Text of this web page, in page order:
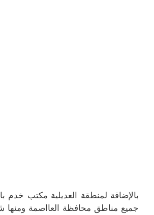
بالإضافة لمنطقة العديلية مكتب خدم
جميع مناطق محافظة العااصمة ومنها